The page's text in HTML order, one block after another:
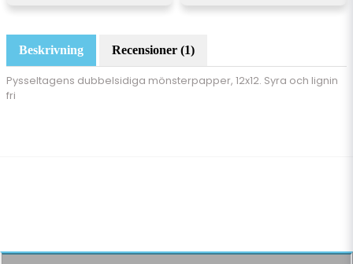
Beskrivning Recensioner (1)
Pysseltagens dubbelsidiga mönsterpapper, 12x12. Syra och lignin
fri